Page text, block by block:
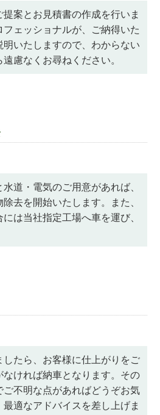
案とお見積書の作成を行いま
ェッショナルが、ご納得いた
いたしますので、わからない
慮なくお尋ねください。
道・電気のご用意があれば、
去を開始いたします。また、
は当社指定工場へ車を運び、
たら、お客様に仕上がりをご
ければ納車となります。その
不明な点があればどうぞお気
適なアドバイスを差し上げま